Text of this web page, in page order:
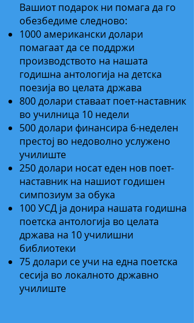
Вашиот подарок ни помага да го
обезбедиме следново:
1000 американски долари
помагаат да се поддржи
производството на нашата
годишна антологија на детска
поезија во целата држава
800 долари ставаат поет-наставник
во училница 10 недели
500 долари финансира 6-неделен
престој во недоволно услужено
училиште
250 долари носат еден нов поет-
наставник на нашиот годишен
симпозиум за обука
100 УСД ја донира нашата годишна
поетска антологија во целата
држава на 10 училишни
библиотеки
75 долари се учи на една поетска
сесија во локалното државно
училиште